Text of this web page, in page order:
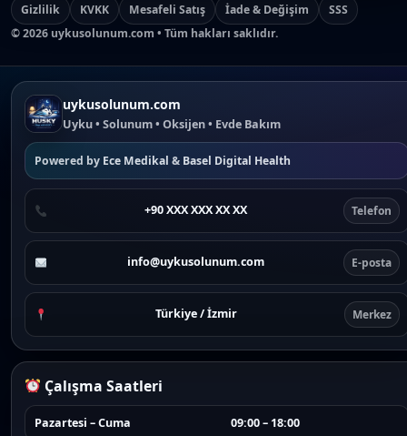
Gizlilik KVKK Mesafeli Satış İade & Değişim
SSS
©2026 uykusolunum.com • Tüm hakları saklıdır.
uykusolunum.com
Uyku • Solunum • Oksijen • Evde Bakım
Powered by Ece Medikal & Basel Digital Health
+90 XXX XXX XX XX Telefon
info@uykusolunum.com E-posta
Türkiye / İzmir Merkez
Çalışma Saatleri
Pazartesi – Cuma 09:00 – 18:00